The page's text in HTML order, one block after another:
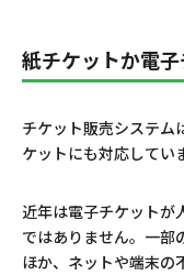
紙チケットか電
チケット販売システム
ケットにも対応してい
近年は電子チケットが
ではありません。一部
ほか、ネットや端末の